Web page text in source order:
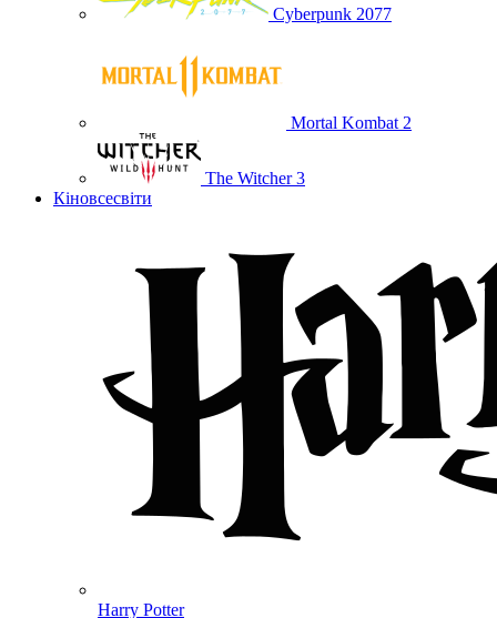
Cyberpunk 2077
Mortal Kombat 2
The Witcher 3
Кіновсесвіти
Harry Potter